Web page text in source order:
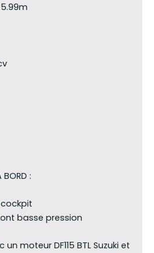
BORD :
basse pression
moteur DF115 BTL Suzuki et